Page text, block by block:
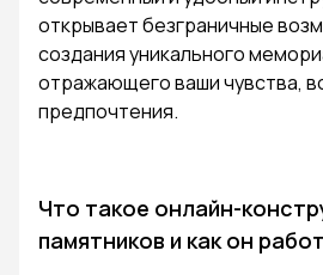
открывает безграничные
создания уникального
отражающего ваши чувства,
предпочтения.
Что такое онлайн-
памятников и как он